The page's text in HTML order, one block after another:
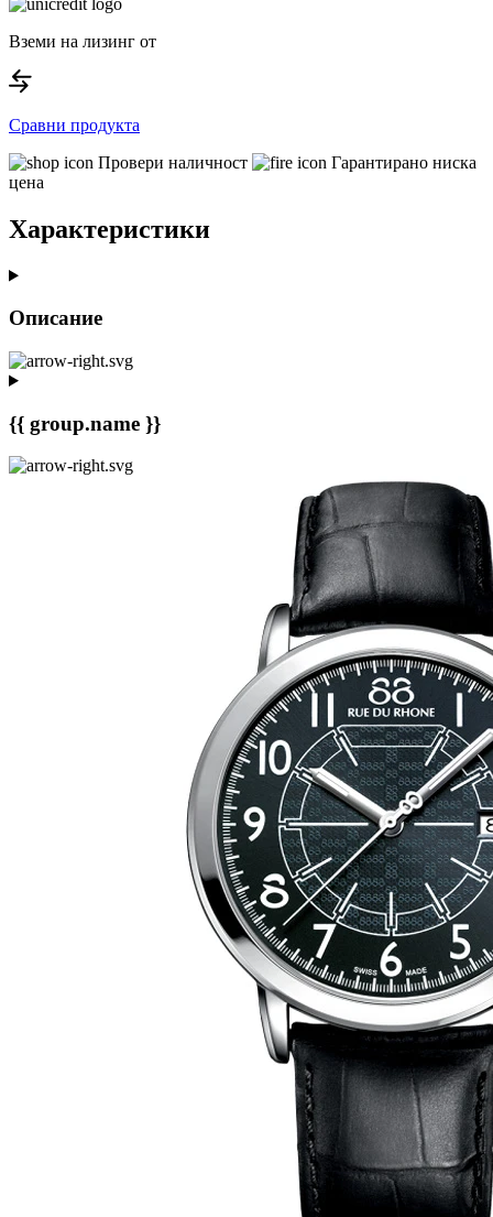
Вземи на лизинг от
Сравни продукта
Провери наличност
Гарантирано ниска
цена
Характеристики
Описание
{{ group.name }}